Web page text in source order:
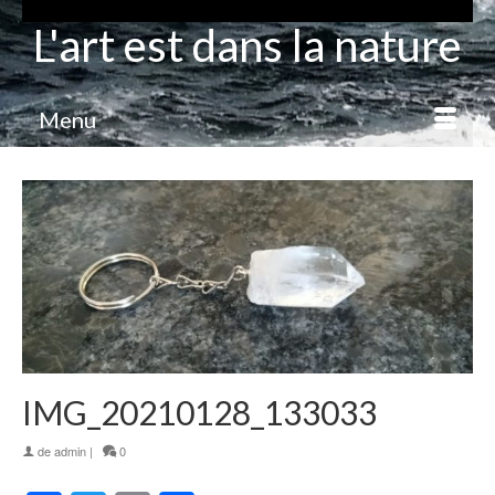
L'art est dans la nature
Menu
IMG_20210128_133033
deadmin | 0